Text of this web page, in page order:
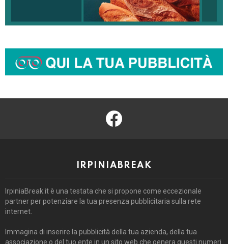
facebook
IRPINIABREAK
IrpiniaBreak.it è una testata che si propone come eccezionale
partner per potenziare la tua presenza pubblicitaria sulla rete
internet.
Immagina di inserire la pubblicità della tua azienda, della tua
associazione o del tuo ente in un sito web che genera questi numeri